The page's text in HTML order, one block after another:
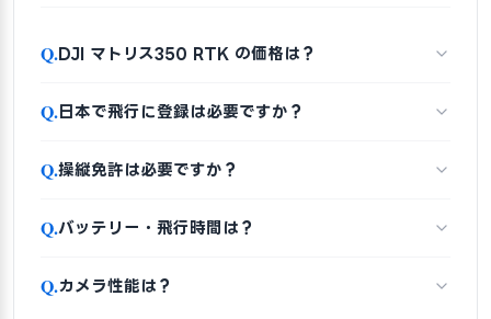
Q.DJI マトリス350 RTK の価格は？
Q.日本で飛行に登録は必要ですか？
Q.操縦免許は必要ですか？
Q.バッテリー・飛行時間は？
Q.カメラ性能は？